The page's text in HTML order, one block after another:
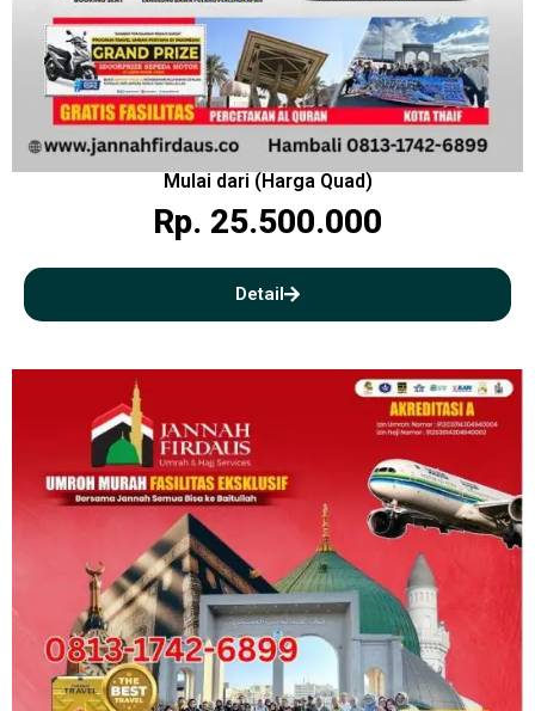
Mulai dari (Harga Quad)
Rp. 25.500.000
Detail